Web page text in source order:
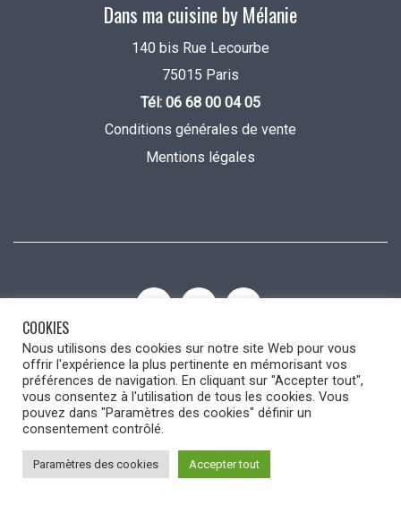
Dans ma cuisine by Mélanie
140 bis Rue Lecourbe
75015 Paris
Tél: 06 68 00 04 05
Conditions générales de vente
Mentions légales
Dans ma Cuisine by Mélanie © 2022
COOKIES
Nous utilisons des cookies sur notre site Web pour vous
offrir l'expérience la plus pertinente en mémorisant vos
préférences de navigation. En cliquant sur "Accepter tout",
vous consentez à l'utilisation de tous les cookies. Vous
pouvez dans "Paramètres des cookies" définir un
consentement contrôlé.
Paramètres des cookies Accepter tout